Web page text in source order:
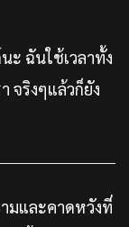
ะ ฉันใช้เวลาทั้ง
จริงๆแล้วก็ยัง
มและคาดหวังที่